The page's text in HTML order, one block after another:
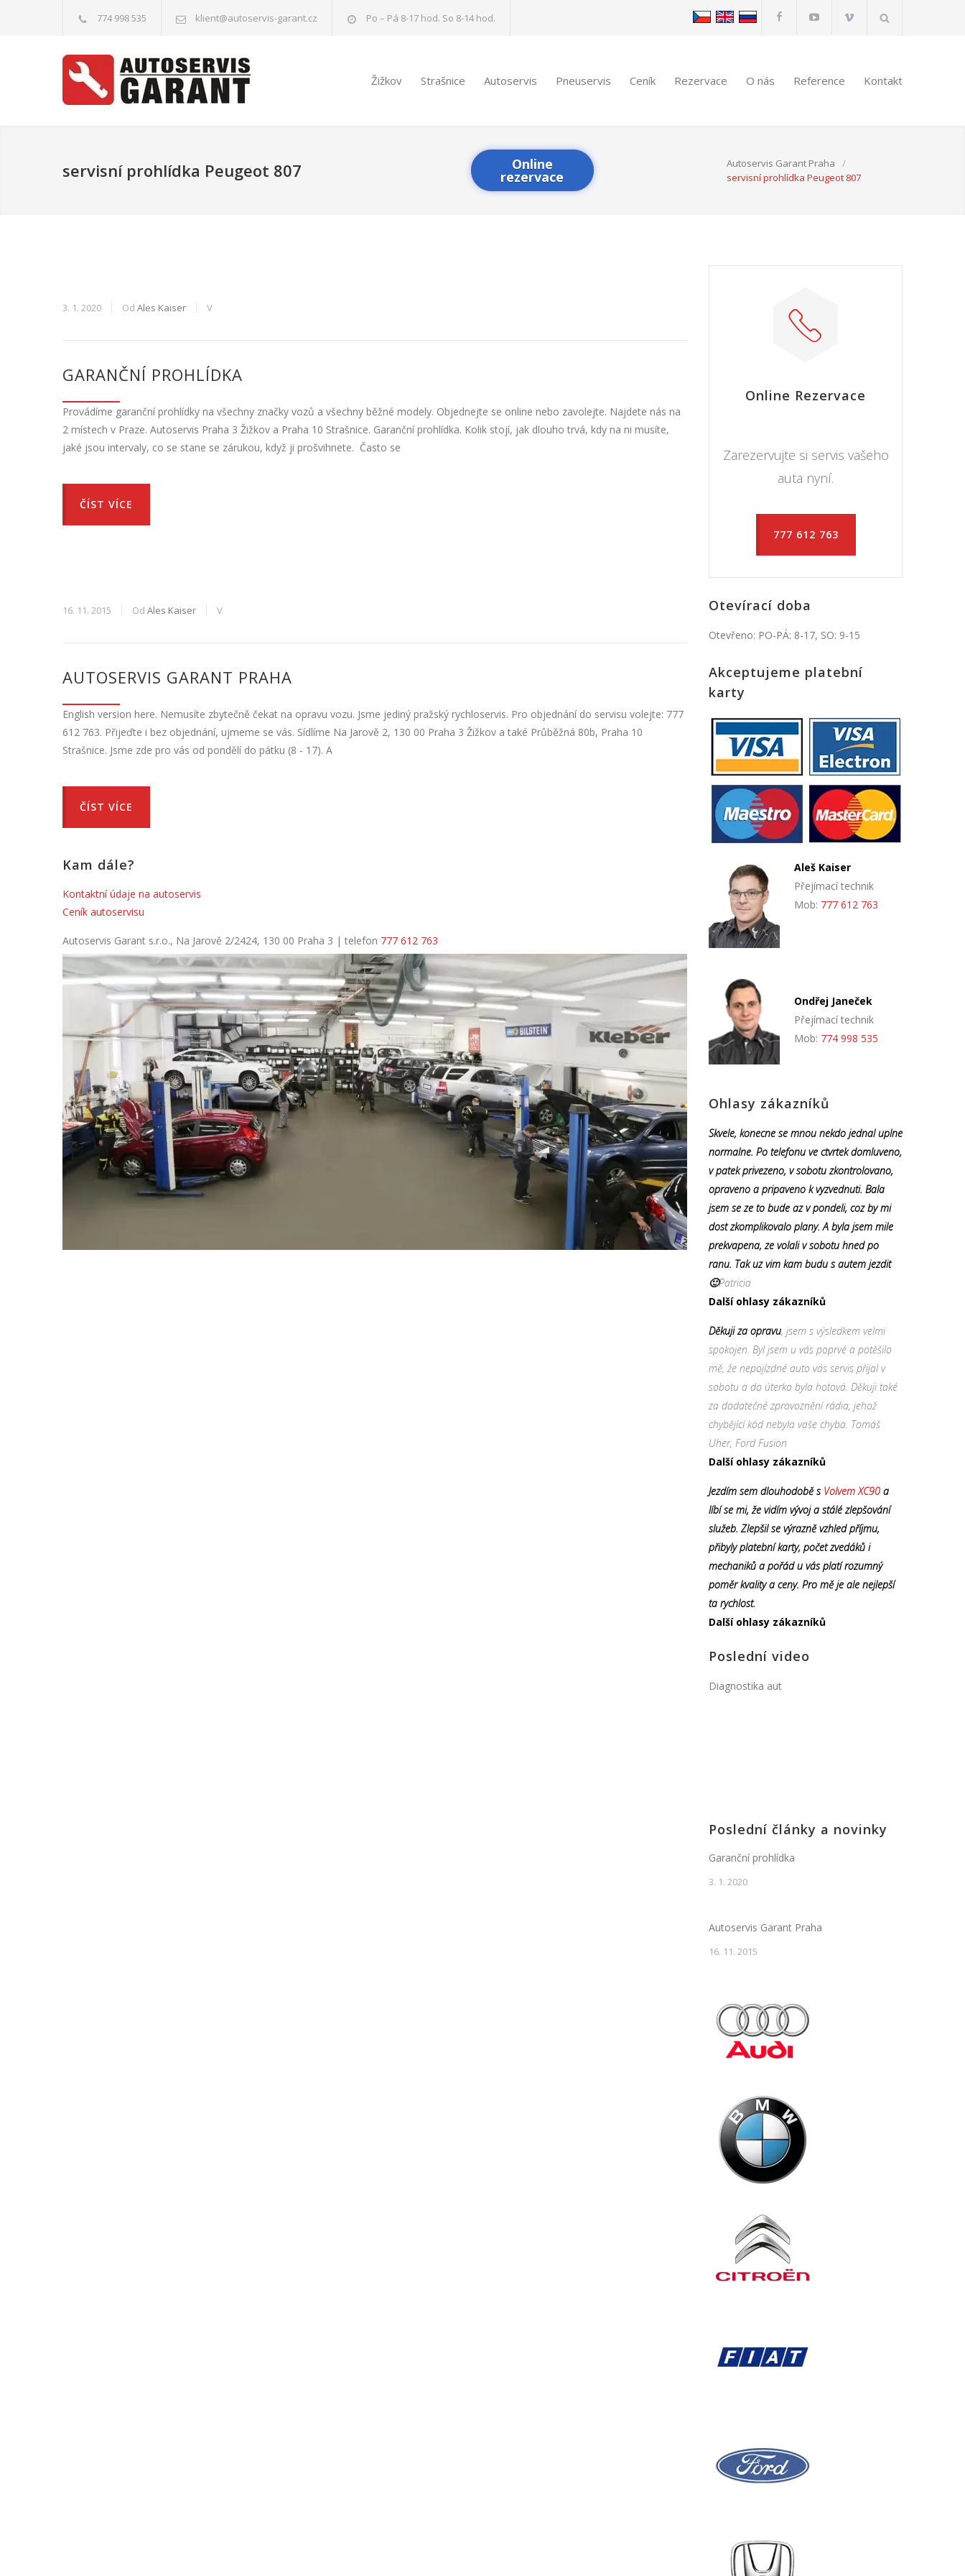
774 998 535 klient@autoservis-garant.cz Po – Pá 8-17 hod. So 8-14 hod.
Žižkov Strašnice Autoservis Pneuservis Ceník Rezervace O nás Reference Kontakt
servisní prohlídka Peugeot 807 Online
rezervace
Autoservis Garant Praha
/
servisní prohlídka Peugeot 807
3. 1. 2020 Od Ales Kaiser V
GARANČNÍ PROHLÍDKA
Provádíme garanční prohlídky na všechny značky vozů a všechny běžné modely. Objednejte se online nebo zavolejte. Najdete nás na
2 místech v Praze. Autoservis Praha 3 Žižkov a Praha 10 Strašnice. Garanční prohlídka. Kolik stojí, jak dlouho trvá, kdy na ni musíte,
jaké jsou intervaly, co se stane se zárukou, když ji prošvihnete. Často se
ČÍST VÍCE
16. 11. 2015 Od Ales Kaiser V
AUTOSERVIS GARANT PRAHA
English version here. Nemusíte zbytečně čekat na opravu vozu. Jsme jediný pražský rychloservis. Pro objednání do servisu volejte: 777
612 763. Přijeďte i bez objednání, ujmeme se vás. Sídlíme Na Jarově 2, 130 00 Praha 3 Žižkov a také Průběžná 80b, Praha 10
Strašnice. Jsme zde pro vás od pondělí do pátku (8 - 17). A
ČÍST VÍCE
Kam dále?
Kontaktní údaje na autoservis
Ceník autoservisu
Autoservis Garant s.r.o., Na Jarově 2/2424, 130 00 Praha 3 | telefon 777 612 763
Online Rezervace
Zarezervujte si servis vašeho
auta nyní.
777 612 763
Otevírací doba
Otevřeno: PO-PÁ: 8-17, SO: 9-15
Akceptujeme platební
karty
Aleš Kaiser
Přejímací technik
Mob: 777 612 763
Ondřej Janeček
Přejímací technik
Mob: 774 998 535
Ohlasy zákazníků
Skvele, konecne se mnou nekdo jednal uplne
normalne. Po telefonu ve ctvrtek domluveno,
v patek privezeno, v sobotu zkontrolovano,
opraveno a pripaveno k vyzvednuti. Bala
jsem se ze to bude az v pondeli, coz by mi
dost zkomplikovalo plany. A byla jsem mile
prekvapena, ze volali v sobotu hned po
ranu. Tak uz vim kam budu s autem jezdit
🙂Patricia
Další ohlasy zákazníků
Děkuji za opravu, jsem s výsledkem velmi
spokojen. Byl jsem u vás poprvé a potěšilo
mě, že nepojízdné auto vás servis přijal v
sobotu a do úterka byla hotová. Děkuji také
za dodatečné zprovoznění rádia, jehož
chybějící kód nebyla vaše chyba. Tomáš
Uher, Ford Fusion
Další ohlasy zákazníků
Jezdím sem dlouhodobě s Volvem XC90 a
líbí se mi, že vidím vývoj a stálé zlepšování
služeb. Zlepšil se výrazně vzhled příjmu,
přibyly platební karty, počet zvedáků i
mechaniků a pořád u vás platí rozumný
poměr kvality a ceny. Pro mě je ale nejlepší
ta rychlost.
Další ohlasy zákazníků
Poslední video
Diagnostika aut
Poslední články a novinky
Garanční prohlídka
3. 1. 2020
Autoservis Garant Praha
16. 11. 2015